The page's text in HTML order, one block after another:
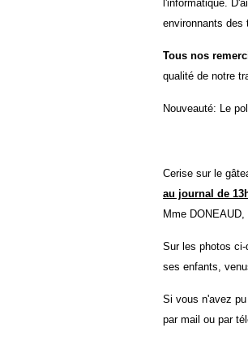
l'informatique.
environnants des
Tous nos
qualité de notre
Nouveauté: Le
Cerise sur le
au journal de
Mme
Sur les photos
ses enfants,
Si vous n'avez
par mail ou par